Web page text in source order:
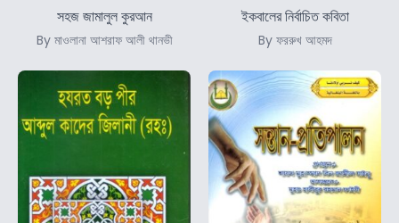
সহজ জামালুল কুরআন
By মাওলানা আশরাফ আলী থানভী
ইকবালের নির্বাচিত কবিতা
By ফররুখ আহমদ